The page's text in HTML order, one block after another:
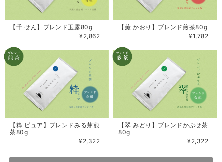
【千 せん】ブレンド玉露80g
¥2,862
【薫 かおり】ブレンド煎茶80g
¥1,782
【粋 ピュア】ブレンドみる芽煎
茶80g
¥2,322
【翠 みどり】ブレンドかぶせ茶
80g
¥2,322